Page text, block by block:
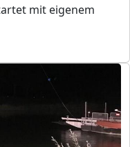
mit eigenem